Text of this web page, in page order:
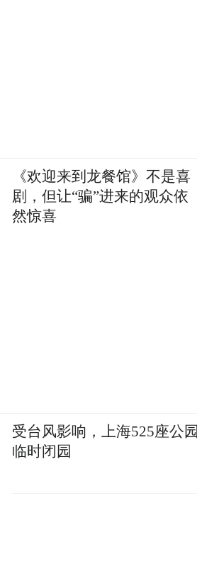
《欢迎来到龙餐馆》不是喜
剧，但让“骗”进来的观众依
然惊喜
受台风影响，上海525座公园
临时闭园